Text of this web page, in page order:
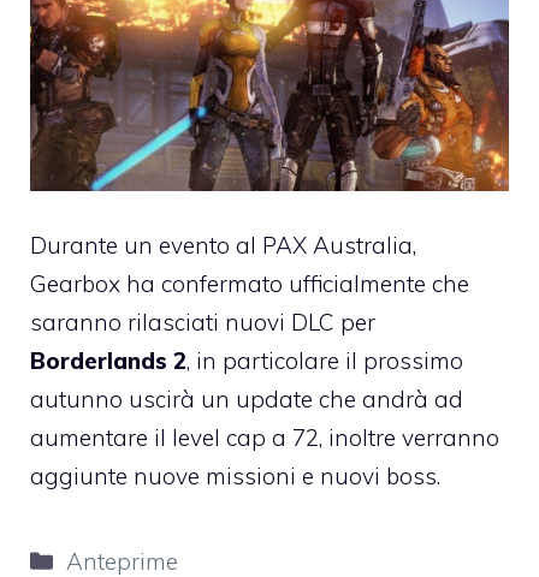
Durante un evento al PAX Australia,
Gearbox ha confermato ufficialmente che
saranno rilasciati nuovi DLC per
Borderlands 2, in particolare il prossimo
autunno uscirà un update che andrà ad
aumentare il level cap a 72, inoltre verranno
aggiunte nuove missioni e nuovi boss.
Categorie
Anteprime